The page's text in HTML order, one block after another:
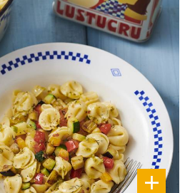
DIFFICULTÉ
PRÉPARATION
25 Min